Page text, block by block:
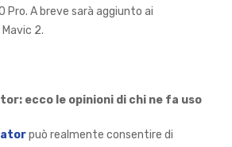
Pro. A breve sarà aggiunto ai
2.
ecco le opinioni di chi ne fa uso
può realmente consentire di